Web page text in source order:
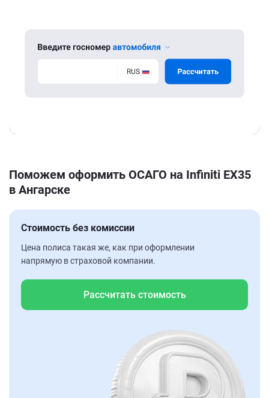
Поможем оформить ОСАГО на Infiniti EX35
в Ангарске
Стоимость без комиссии
Цена полиса такая же, как при оформлении
напрямую в страховой компании.
Рассчитать стоимость